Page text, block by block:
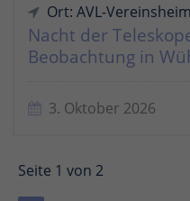
Ort: AVL-
Nacht der
Beobachtung in
3. Oktober 2026
Seite 1 von 2